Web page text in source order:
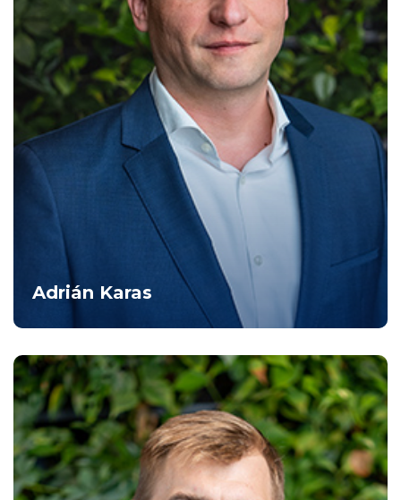
Adrián Karas